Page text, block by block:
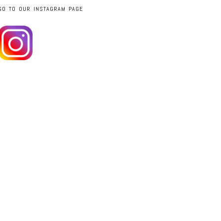
TO OUR INSTAGRAM PAGE